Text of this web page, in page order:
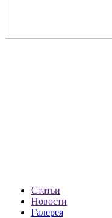
Статьи
Новости
Галерея